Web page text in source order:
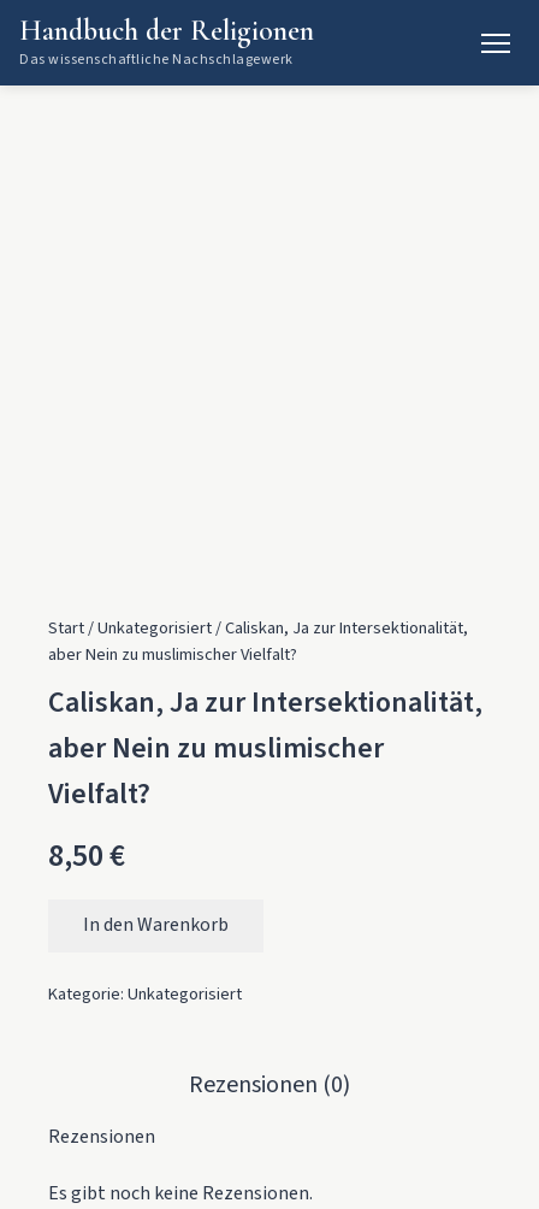
Handbuch der Religionen
Das wissenschaftliche Nachschlagewerk
Start/Unkategorisiert/ Caliskan, Ja zur Intersektionalität,
aber Nein zu muslimischer Vielfalt?
Caliskan, Ja zur Intersektionalität,
aber Nein zu muslimischer
Vielfalt?
8,50€
Caliskan, Ja zur Intersektionalität, aber Nein zu
In den Warenkorb
Kategorie:Unkategorisiert
Rezensionen (0)
Rezensionen
Es gibt noch keine Rezensionen.